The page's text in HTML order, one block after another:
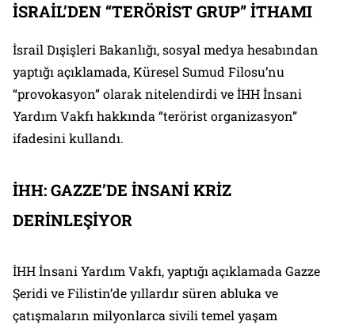
İSRAİL’DEN “TERÖRİST GRUP” İTHAMI
İsrail Dışişleri Bakanlığı, sosyal medya hesabından
yaptığı açıklamada, Küresel Sumud Filosu’nu
“provokasyon” olarak nitelendirdi ve İHH İnsani
Yardım Vakfı hakkında “terörist organizasyon”
ifadesini kullandı.
İHH: GAZZE’DE İNSANİ KRİZ
DERİNLEŞİYOR
İHH İnsani Yardım Vakfı, yaptığı açıklamada Gazze
Şeridi ve Filistin’de yıllardır süren abluka ve
çatışmaların milyonlarca sivili temel yaşam